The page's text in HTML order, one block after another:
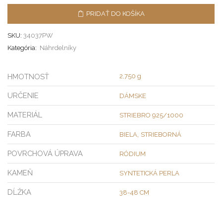
PRIDAŤ DO KOŠÍKA
SKU: 34037PW
Kategória: Náhrdelníky
HMOTNOSŤ 2,750 g
URČENIE DÁMSKE
MATERIÁL STRIEBRO 925/1000
FARBA BIELA STRIEBORNÁ
POVRCHOVÁ ÚPRAVA RÓDIUM
KAMEŇ SYNTETICKÁ PERLA
DĹŽKA 38-48 CM